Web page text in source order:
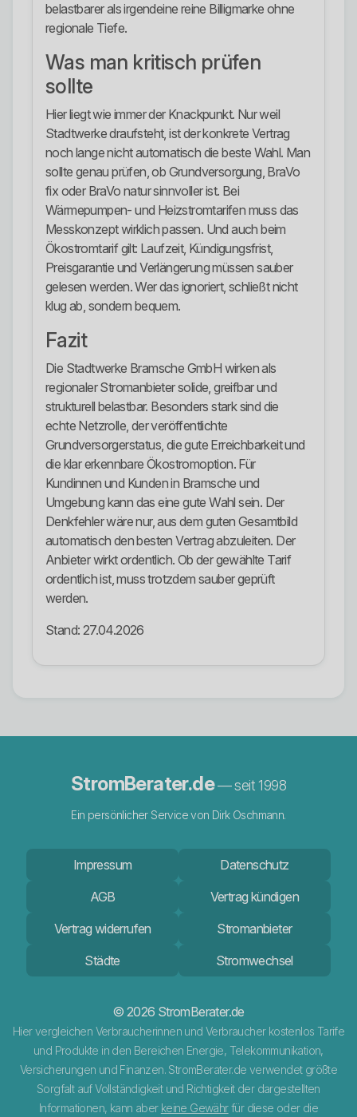
belastbarer als irgendeine reine Billigmarke ohne
regionale Tiefe.
Was man kritisch prüfen
sollte
Hier liegt wie immer der Knackpunkt. Nur weil
Stadtwerke draufsteht, ist der konkrete Vertrag
noch lange nicht automatisch die beste Wahl. Man
sollte genau prüfen, ob Grundversorgung, BraVo
fix oder BraVo natur sinnvoller ist. Bei
Wärmepumpen- und Heizstromtarifen muss das
Messkonzept wirklich passen. Und auch beim
Ökostromtarif gilt: Laufzeit, Kündigungsfrist,
Preisgarantie und Verlängerung müssen sauber
gelesen werden. Wer das ignoriert, schließt nicht
klug ab, sondern bequem.
Fazit
Die Stadtwerke Bramsche GmbH wirken als
regionaler Stromanbieter solide, greifbar und
strukturell belastbar. Besonders stark sind die
echte Netzrolle, der veröffentlichte
Grundversorgerstatus, die gute Erreichbarkeit und
die klar erkennbare Ökostromoption. Für
Kundinnen und Kunden in Bramsche und
Umgebung kann das eine gute Wahl sein. Der
Denkfehler wäre nur, aus dem guten Gesamtbild
automatisch den besten Vertrag abzuleiten. Der
Anbieter wirkt ordentlich. Ob der gewählte Tarif
ordentlich ist, muss trotzdem sauber geprüft
werden.
Stand: 27.04.2026
StromBerater.de— seit 1998
Ein persönlicher Service von Dirk Oschmann.
Impressum
Datenschutz
AGB
Vertrag kündigen
Vertrag widerrufen
Stromanbieter
Städte
Stromwechsel
© 2026 StromBerater.de
Hier vergleichen Verbraucherinnen und Verbraucher kostenlos Tarife
und Produkte in den Bereichen Energie, Telekommunikation,
Versicherungen und Finanzen. StromBerater.de verwendet größte
Sorgfalt auf Vollständigkeit und Richtigkeit der dargestellten
Informationen, kann aber keine Gewährfür diese oder die